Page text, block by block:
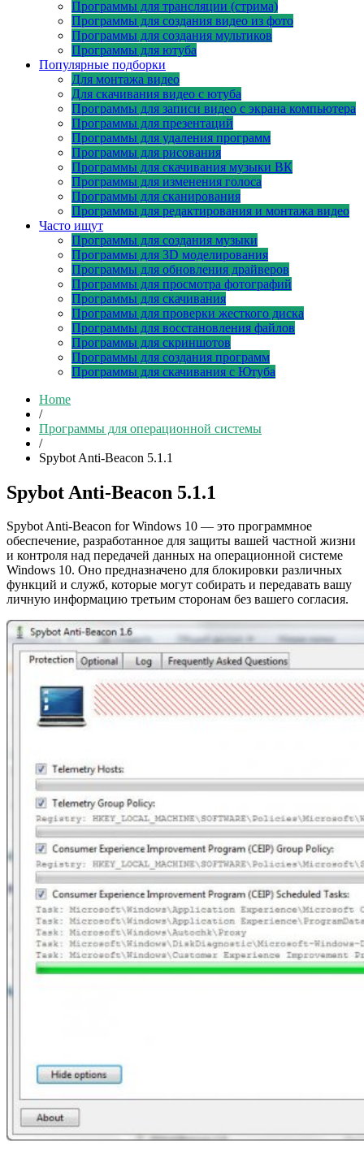
Программы для трансляции (стрима)
Программы для создания видео из фото
Программы для создания мультиков
Программы для ютуба
Популярные подборки
Для монтажа видео
Для скачивания видео с ютуба
Программы для записи видео с экрана компьютера
Программы для презентаций
Программы для удаления программ
Программы для рисования
Программы для скачивания музыки ВК
Программы для изменения голоса
Программы для сканирования
Программы для редактирования и монтажа видео
Часто ищут
Программы для создания музыки
Программы для 3D моделирования
Программы для обновления драйверов
Программы для просмотра фотографий
Программы для скачивания
Программы для проверки жесткого диска
Программы для восстановления файлов
Программы для скриншотов
Программы для создания программ
Программы для скачивания с Ютуба
Home
/
Программы для операционной системы
/
Spybot Anti-Beacon 5.1.1
Spybot Anti-Beacon 5.1.1
Spybot Anti-Beacon for Windows 10 — это программное
обеспечение, разработанное для защиты вашей частной жизни
и контроля над передачей данных на операционной системе
Windows 10. Оно предназначено для блокировки различных
функций и служб, которые могут собирать и передавать вашу
личную информацию третьим сторонам без вашего согласия.